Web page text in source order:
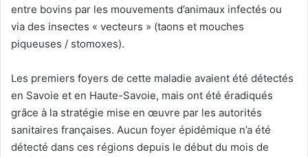
entre bovins par les mouvements d’animaux infectés ou
via des insectes « vecteurs » (taons et mouches
piqueuses / stomoxes).
Les premiers foyers de cette maladie avaient été détectés
en Savoie et en Haute-Savoie, mais ont été éradiqués
grâce à la stratégie mise en œuvre par les autorités
sanitaires françaises. Aucun foyer épidémique n’a été
détecté dans ces régions depuis le début du mois de